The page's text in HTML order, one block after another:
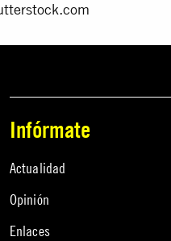
Infórmate
Actualidad
Opinión
Enlaces